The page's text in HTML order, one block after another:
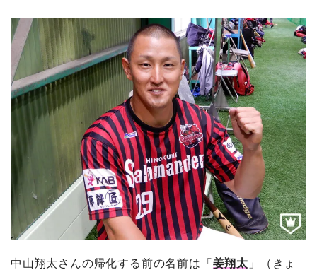
中山翔太さんの帰化する前の名前は「 姜翔太 」（きょ